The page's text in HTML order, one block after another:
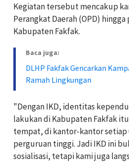
Kegiatan tersebut mencakup
Perangkat Daerah (OPD)
Kabupaten Fakfak.
Baca juga:
DLHP Fakfak Gencarkan
Ramah Lingkungan
"Dengan IKD, identitas
lakukan di Kabupaten Fakfak
tempat, di kantor-kantor setiap
perguruan tinggi. Jadi IKD ini
sosialisasi, tetapi kami juga